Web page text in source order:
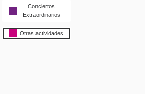
Conciertos
Extraordinarios
Otras actividades